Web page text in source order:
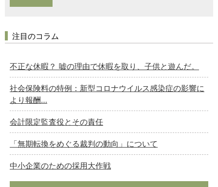
注目のコラム
不正な休暇？ 嘘の理由で休暇を取り、子供と遊んだ。
社会保険料の特例：新型コロナウイルス感染症の影響に
より報酬…
会計限定監査役とその責任
「無期転換をめぐる裁判の動向」について
中小企業のための採用大作戦